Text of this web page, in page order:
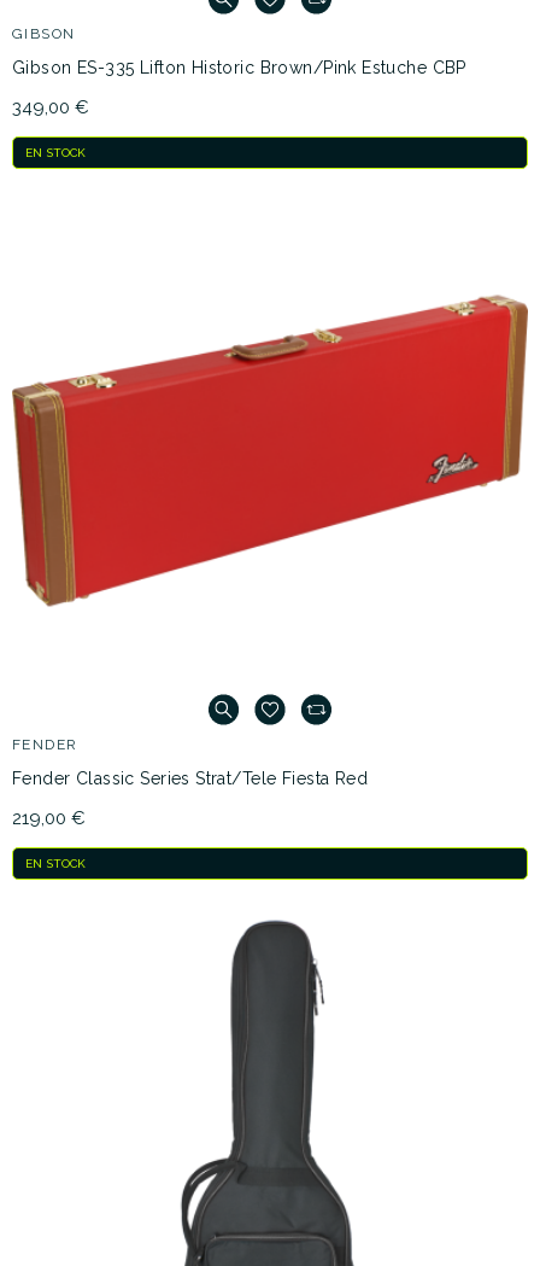
GIBSON
Gibson ES-335 Lifton Historic Brown/Pink Estuche CBP
349,00 €
EN STOCK
FENDER
Fender Classic Series Strat/Tele Fiesta Red
219,00 €
EN STOCK